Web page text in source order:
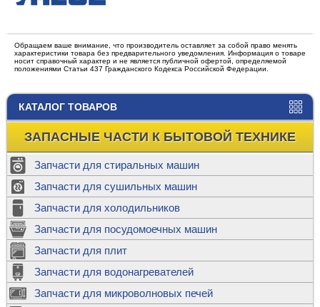
КАТАЛОГ ТОВАРОВ
ЗАПАСНЫЕ ЧАСТИ К БЫТОВОЙ ТЕХНИКЕ
Запчасти для стиральных машин
Запчасти для сушильных машин
Запчасти для холодильников
Запчасти для посудомоечных машин
Запчасти для плит
Запчасти для водонагревателей
Запчасти для микроволновых печей
Обращаем ваше внимание, что производитель оставляет за собой право менять
характеристики товара без предварительного уведомления. Информация о товаре
носит справочный характер и не является публичной офертой, определяемой
положениями Статьи 437 Гражданского Кодекса Российской Федерации.